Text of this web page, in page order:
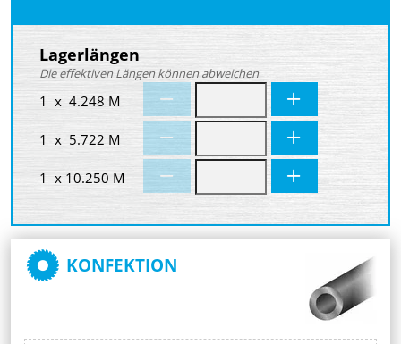
Lagerlängen
Die effektiven Längen können abweichen
1 x 4.248 M
1 x 5.722 M
1 x 10.250 M
KONFEKTION